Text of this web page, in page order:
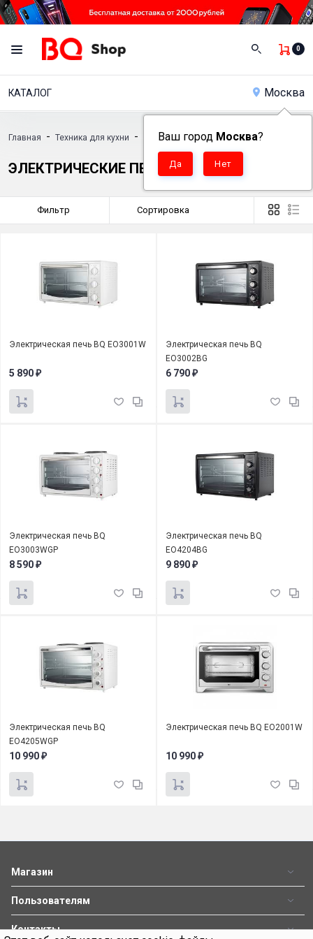
0
КАТАЛОГ Москва
Ваш город Москва?
Главная - Техника для кухни - Электрические печи
ЭЛЕКТРИЧЕСКИЕ ПЕЧИ
Фильтр Сортировка
Электрическая печь BQ EO3001W
5 890 ₽
Электрическая печь BQ
EO3002BG
6 790 ₽
Электрическая печь BQ
EO3003WGP
8 590 ₽
Электрическая печь BQ
EO4204BG
9 890 ₽
Электрическая печь BQ
EO4205WGP
10 990 ₽
Электрическая печь BQ EO2001W
10 990 ₽
Магазин
Пользователям
Контакты